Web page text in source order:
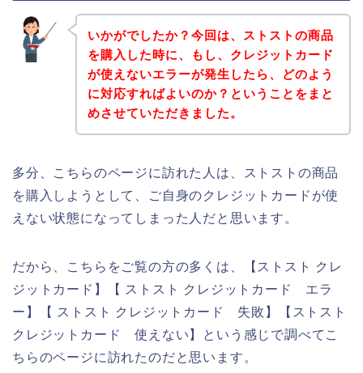
いかがでしたか？今回は、ストストの商品
を購入した時に、もし、クレジットカード
が使えないエラーが発生したら、どのよう
に対応すればよいのか？ということをまと
めさせていただきました。
多分、こちらのページに訪れた人は、ストストの商品
を購入しようとして、ご自身のクレジットカードが使
えない状態になってしまった人だと思います。
だから、こちらをご覧の方の多くは、【ストスト クレ
ジットカード】【 ストスト クレジットカード エラ
ー】【 ストスト クレジットカード 失敗】【ストスト
クレジットカード 使えない】という感じで調べてこ
ちらのページに訪れたのだと思います。